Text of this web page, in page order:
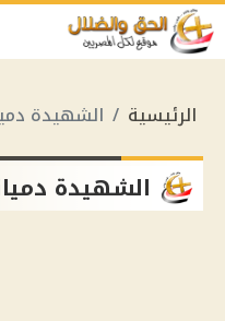
الرئيسية الشهيدة
الشهيدة